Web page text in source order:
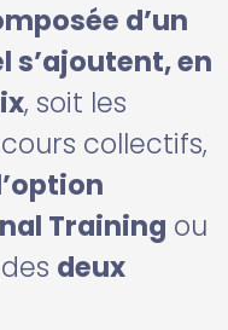
d’un
s’ajoutent, en
, soit les
collectifs,
Training ou
deux